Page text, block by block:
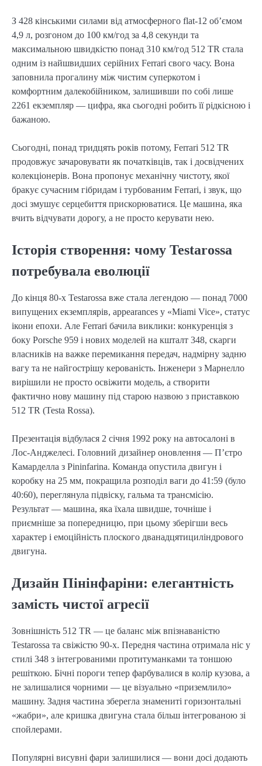
З 428 кінськими силами від атмосферного flat-12 об’ємом
4,9 л, розгоном до 100 км/год за 4,8 секунди та
максимальною швидкістю понад 310 км/год 512 TR стала
одним із найшвидших серійних Ferrari свого часу. Вона
заповнила прогалину між чистим суперкотом і
комфортним далекобійником, залишивши по собі лише
2261 екземпляр — цифра, яка сьогодні робить її рідкісною і
бажаною.
Сьогодні, понад тридцять років потому, Ferrari 512 TR
продовжує зачаровувати як початківців, так і досвідчених
колекціонерів. Вона пропонує механічну чистоту, якої
бракує сучасним гібридам і турбованим Ferrari, і звук, що
досі змушує серцебиття прискорюватися. Це машина, яка
вчить відчувати дорогу, а не просто керувати нею.
Історія створення: чому Testarossa
потребувала еволюції
До кінця 80-х Testarossa вже стала легендою — понад 7000
випущених екземплярів, appearances у «Miami Vice», статус
ікони епохи. Але Ferrari бачила виклики: конкуренція з
боку Porsche 959 і нових моделей на кшталт 348, скарги
власників на важке перемикання передач, надмірну задню
вагу та не найгострішу керованість. Інженери з Марнелло
вирішили не просто освіжити модель, а створити
фактично нову машину під старою назвою з приставкою
512 TR (Testa Rossa).
Презентація відбулася 2 січня 1992 року на автосалоні в
Лос-Анджелесі. Головний дизайнер оновлення — П’єтро
Камарделла з Pininfarina. Команда опустила двигун і
коробку на 25 мм, покращила розподіл ваги до 41:59 (було
40:60), переглянула підвіску, гальма та трансмісію.
Результат — машина, яка їхала швидше, точніше і
приємніше за попередницю, при цьому зберігши весь
характер і емоційність плоского дванадцятициліндрового
двигуна.
Дизайн Пінінфаріни: елегантність
замість чистої агресії
Зовнішність 512 TR — це баланс між впізнаваністю
Testarossa та свіжістю 90-х. Передня частина отримала ніс у
стилі 348 з інтегрованими протитуманками та тоншою
решіткою. Бічні пороги тепер фарбувалися в колір кузова, а
не залишалися чорними — це візуально «приземлило»
машину. Задня частина зберегла знамениті горизонтальні
«жабри», але кришка двигуна стала більш інтегрованою зі
спойлерами.
Популярні висувні фари залишилися — вони досі додають